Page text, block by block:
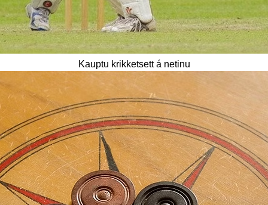
Kauptu krikketsett á netinu